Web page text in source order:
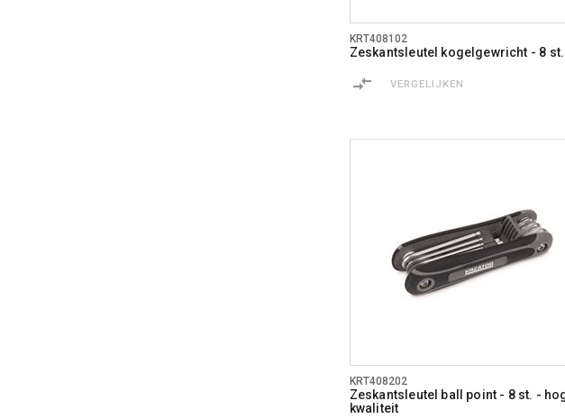
KRT408102
Zeskantsleutel kogelgewricht - 8 st.
VERGELIJKEN
KRT408202
Zeskantsleutel ball point - 8 st. -
kwaliteit